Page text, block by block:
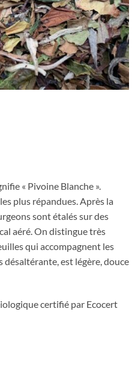
« Pivoine Blanche ».
plus répandues. Après la
sont étalés sur des
aéré. On distingue très
qui accompagnent les
est légère, douce
certifié par Ecocert